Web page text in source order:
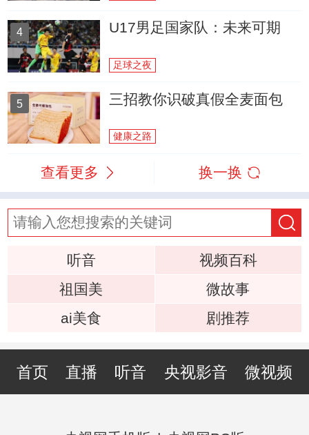
4 U17男足国家队：未来可期
足球之夜
5 三招教你识破真假全麦面包
健康之路
查看更多 换一换
听音
视频百科
祖国美
微故事
ai美食
剧推荐
首页 直播 听音 央视影音 微视频